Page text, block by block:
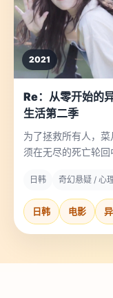
2021
Re：从零开始的
生活第二季
为了拯救所有人，菜
须在无尽的死亡轮回
日韩 奇幻悬疑 / 心
日韩 电影